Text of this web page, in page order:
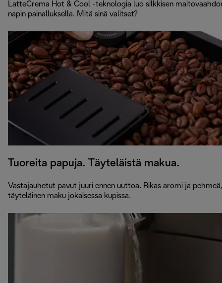
LatteCrema Hot & Cool -teknologia luo silkkisen
napin painalluksella. Mitä sinä valitset?
Tuoreita papuja. Täyteläistä makua.
Vastajauhetut pavut juuri ennen uuttoa. Rikas aromi ja
täyteläinen maku jokaisessa kupissa.